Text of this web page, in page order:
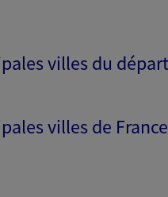
villes du
villes de France